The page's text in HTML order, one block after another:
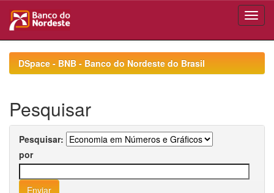
navigationDSpace - BNB - Banco do Nordeste do Brasil
Pesquisar
Pesquisar:
por